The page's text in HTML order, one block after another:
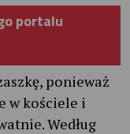
portalu
ponieważ
w kościele i
Według